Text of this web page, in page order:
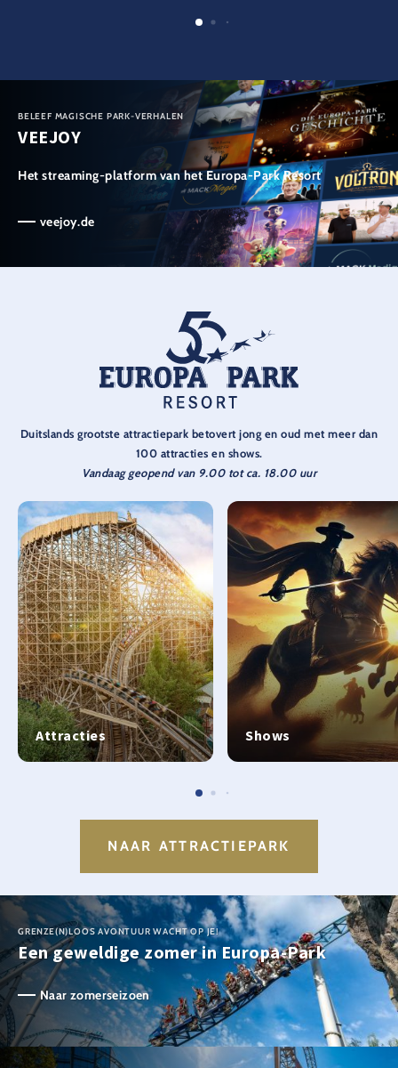
BELEEF MAGISCHE PARK-VERHALEN
VEEJOY
Het streaming-platform van het Europa-Park Resort
veejoy.de
Duitslands grootste attractiepark betovert jong en oud met meer dan
100 attracties en shows.
Vandaag geopend van 9.00 tot ca. 18.00 uur
Attracties Shows
NAAR ATTRACTIEPARK
GRENZE(N)LOOS AVONTUUR WACHT OP JE!
Een geweldige zomer in Europa-Park
Naar zomerseizoen